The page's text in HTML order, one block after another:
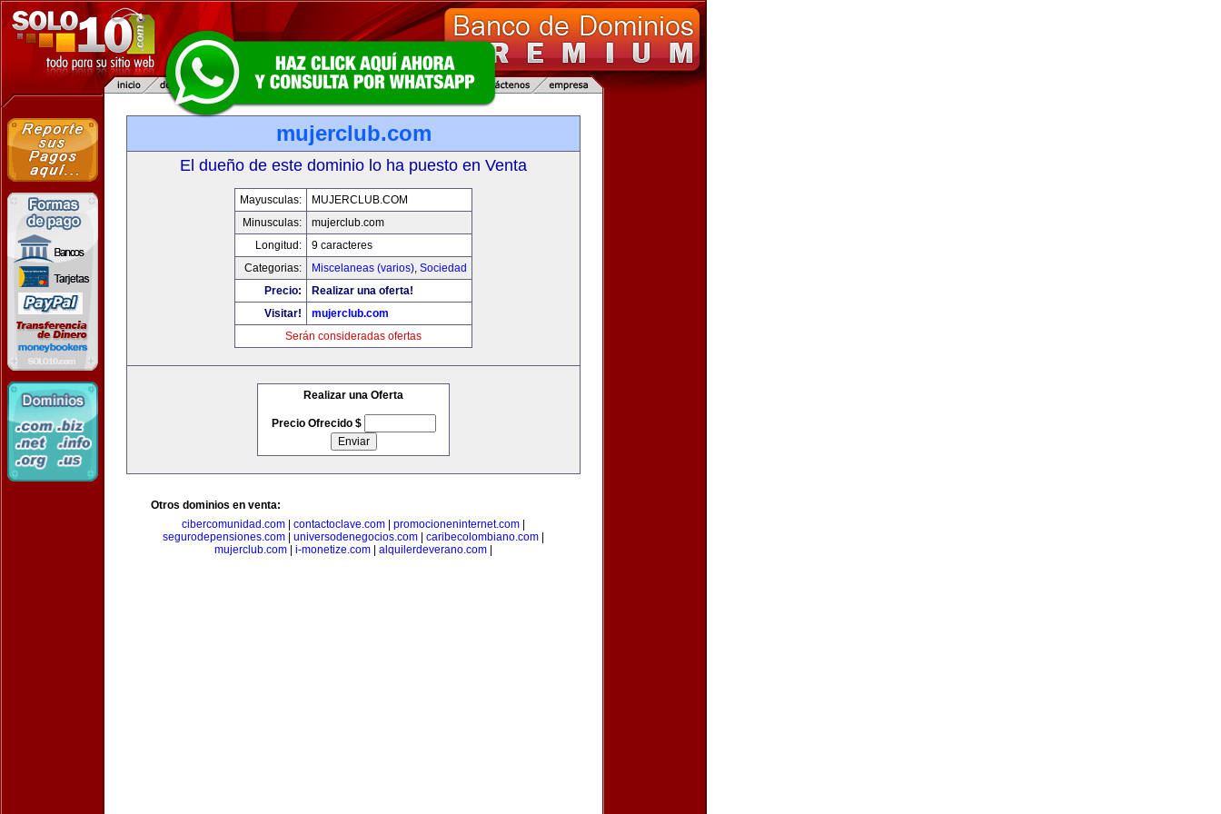
mujerclub.com
El dueño de este dominio lo ha puesto en Venta
Mayusculas:
MUJERCLUB.COM
Minusculas:
mujerclub.com
Longitud:
9 caracteres
Categorias:
Miscelaneas (varios), Sociedad
Precio:
Realizar una oferta!
Visitar!
mujerclub.com
Serán consideradas ofertas
Realizar una Oferta
Precio Ofrecido $
Otros dominios en venta:
cibercomunidad.com
contactoclave.com promocioneninternet.com
segurodepensiones.com
universodenegocios.com caribecolombiano.com
mujerclub.com
i-monetize.com alquilerdeverano.com